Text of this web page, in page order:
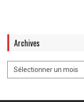
Archives